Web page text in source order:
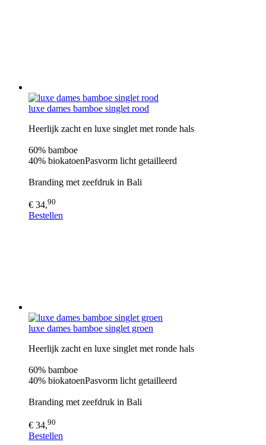
luxe dames bamboe singlet rood
Heerlijk zacht en luxe singlet met ronde hals
60% bamboe
40% biokatoenPasvorm licht getailleerd
Branding met zeefdruk in Bali
€ 34,90
Bestellen
luxe dames bamboe singlet groen
Heerlijk zacht en luxe singlet met ronde hals
60% bamboe
40% biokatoenPasvorm licht getailleerd
Branding met zeefdruk in Bali
€ 34,90
Bestellen